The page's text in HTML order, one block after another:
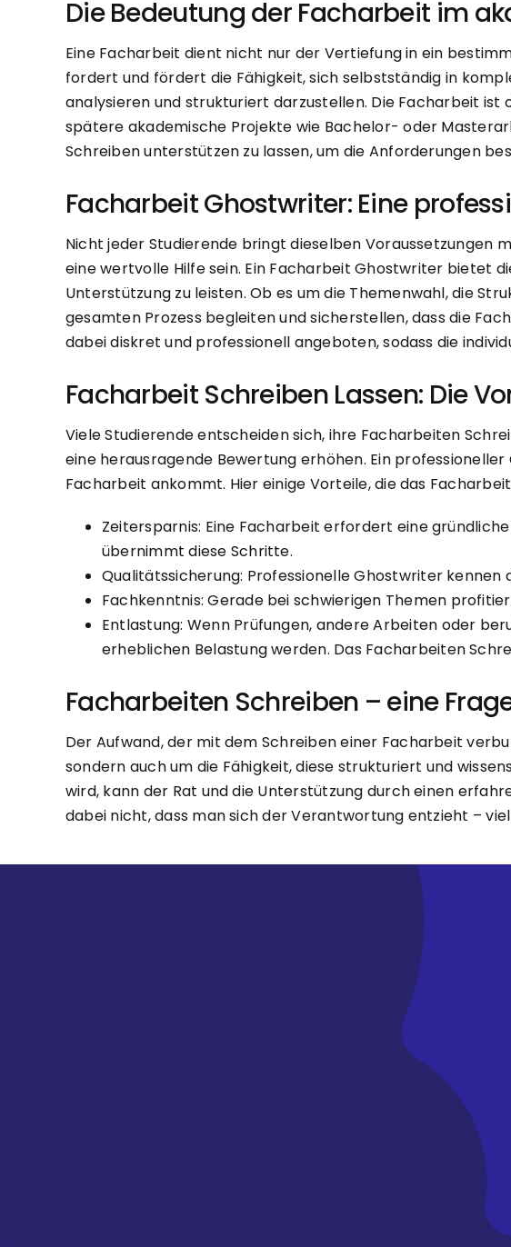
Die Bedeutung der Facharbeit im
Eine Facharbeit dient nicht nur der Vertiefung in ein
fordert und fördert die Fähigkeit, sich selbstständig in
analysieren und strukturiert darzustellen. Die Facharbeit
spätere akademische Projekte wie Bachelor- oder
Schreiben unterstützen zu lassen, um die Anforderungen
Facharbeit Ghostwriter: Eine
Nicht jeder Studierende bringt dieselben Voraussetzungen
eine wertvolle Hilfe sein. Ein Facharbeit Ghostwriter bietet
Unterstützung zu leisten. Ob es um die Themenwahl, die
gesamten Prozess begleiten und sicherstellen, dass die
dabei diskret und professionell angeboten, sodass die
Facharbeit Schreiben Lassen: Die
Viele Studierende entscheiden sich, ihre Facharbeiten
eine herausragende Bewertung erhöhen. Ein
Facharbeit ankommt. Hier einige Vorteile, die das
Zeitersparnis: Eine Facharbeit erfordert eine
übernimmt diese Schritte.
Qualitätssicherung: Professionelle Ghostwriter
Fachkenntnis: Gerade bei schwierigen Themen
Entlastung: Wenn Prüfungen, andere Arbeiten oder
erheblichen Belastung werden. Das Facharbeiten
Facharbeiten Schreiben – eine
Der Aufwand, der mit dem Schreiben einer Facharbeit
sondern auch um die Fähigkeit, diese strukturiert und
wird, kann der Rat und die Unterstützung durch einen
dabei nicht, dass man sich der Verantwortung entzieht –